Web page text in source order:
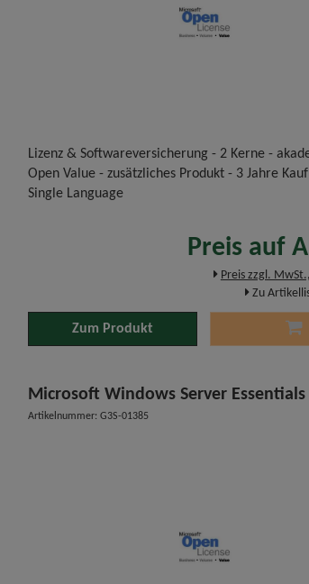
Lizenz & Softwareversicherung - 2 Kerne -
Open Value - zusätzliches Produkt - 3 Jahre
Single Language
Preis auf
Preis zzgl.
Zu
Zum Produkt
Microsoft Windows Server Essentials
Artikelnummer: G3S-01385